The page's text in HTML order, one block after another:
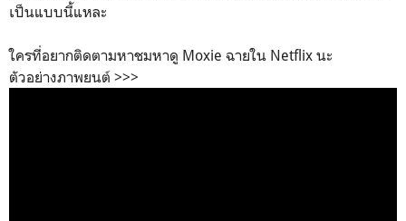
เป็นแบบนี้แหละ
ใครที่อยากติดตามหาชมหาดู Moxie ฉายใน Netflix นะ
ตัวอย่างภาพยนต์ >>>